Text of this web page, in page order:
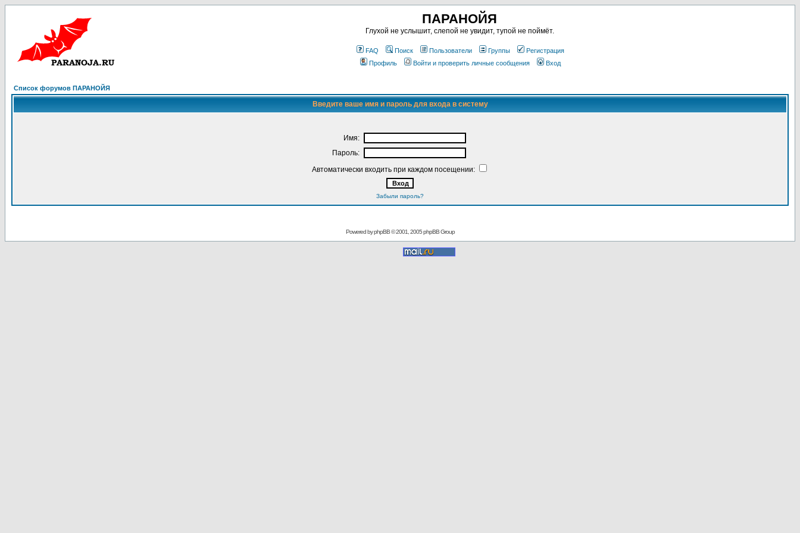
ПАРАНОЙЯ
Глухой не услышит, слепой не увидит, тупой не поймёт.
FAQ Поиск Пользователи Группы
Регистрация
Профиль
Войти и проверить личные сообщения Вход
Список форумов ПАРАНОЙЯ
Введите ваше имя и пароль для входа в систему
Имя:
Пароль:
Автоматически входить при каждом посещении:
Забыли пароль?
Powered byphpBB© 2001, 2005 phpBB Group